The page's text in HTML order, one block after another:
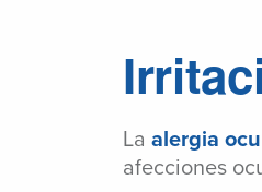
La alergia
afecciones